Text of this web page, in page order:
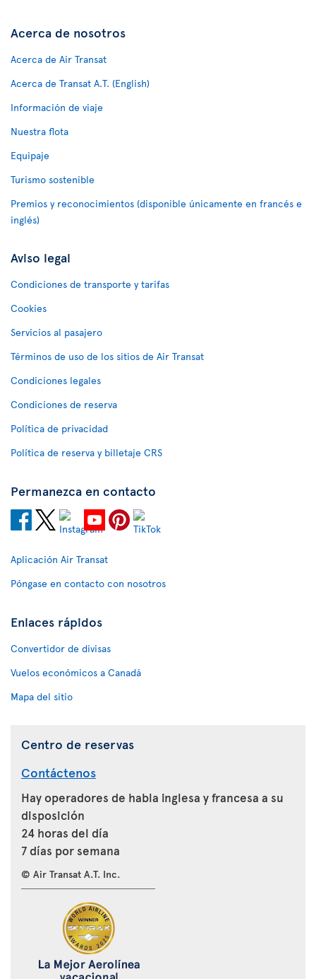
Acerca de nosotros
Acerca de Air Transat
Acerca de Transat A.T. (English)
Información de viaje
Nuestra flota
Equipaje
Turismo sostenible
Premios y reconocimientos (disponible únicamente en francés e
inglés)
Aviso legal
Condiciones de transporte y tarifas
Cookies
Servicios al pasajero
Términos de uso de los sitios de Air Transat
Condiciones legales
Condiciones de reserva
Política de privacidad
Política de reserva y billetaje CRS
Permanezca en contacto
Aplicación Air Transat
Póngase en contacto con nosotros
Enlaces rápidos
Convertidor de divisas
Vuelos económicos a Canadá
Mapa del sitio
Centro de reservas
Contáctenos
Hay operadores de habla inglesa y francesa a su
disposición
24 horas del día
7 días por semana
© Air Transat A.T. Inc.